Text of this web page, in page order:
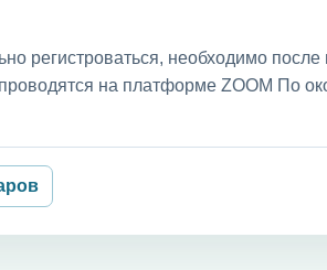
регистроваться, необходимо
на платформе ZOOM По